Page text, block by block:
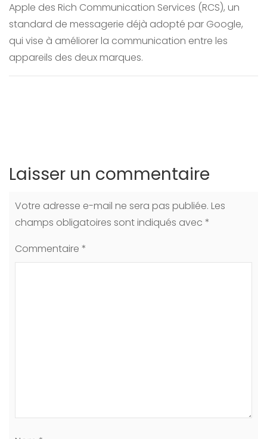
Apple des Rich Communication Services (RCS), un
standard de messagerie déjà adopté par Google,
qui vise à améliorer la communication entre les
appareils des deux marques.
Laisser un commentaire
Votre adresse e-mail ne sera pas publiée. Les
champs obligatoires sont indiqués avec *
Commentaire *